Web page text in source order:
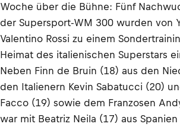
Woche über die Bühne: Fünf
der Supersport-WM 300 wurden von
Valentino Rossi zu einem
Heimat des italienischen Superstars
Neben Finn de Bruin (18) aus den
den Italienern Kevin Sabatucci (20)
Facco (19) sowie dem Franzosen
war mit Beatriz Neila (17) aus